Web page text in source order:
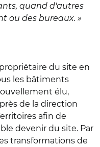
quand d'autres
ou des bureaux. »
du site en
les bâtiments
élu,
de la direction
afin de
devenir du site. Par
transformations de